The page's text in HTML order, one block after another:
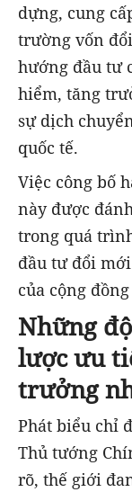
dựng, cung
trường vốn
hướng đầu tư
hiểm, tăng
sự dịch
quốc tế.
Việc công bố
này được
trong quá
đầu tư đổi
của cộng
Những
lược ưu
trưởng
Phát biểu chỉ
Thủ tướng
rõ, thế giới